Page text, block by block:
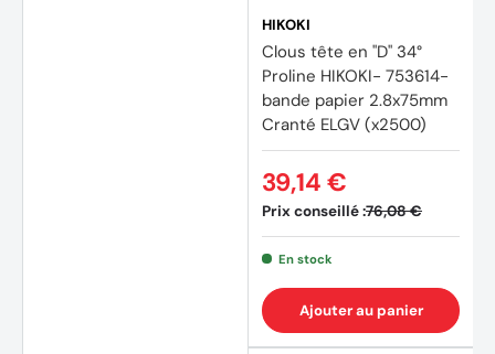
HIKOKI
Clous tête en "D" 34°
Proline HIKOKI- 753614-
bande papier 2.8x75mm
Cranté ELGV (x2500)
Prix conseillé :76,08 €
39,14 €
En stock
Ajouter au panier